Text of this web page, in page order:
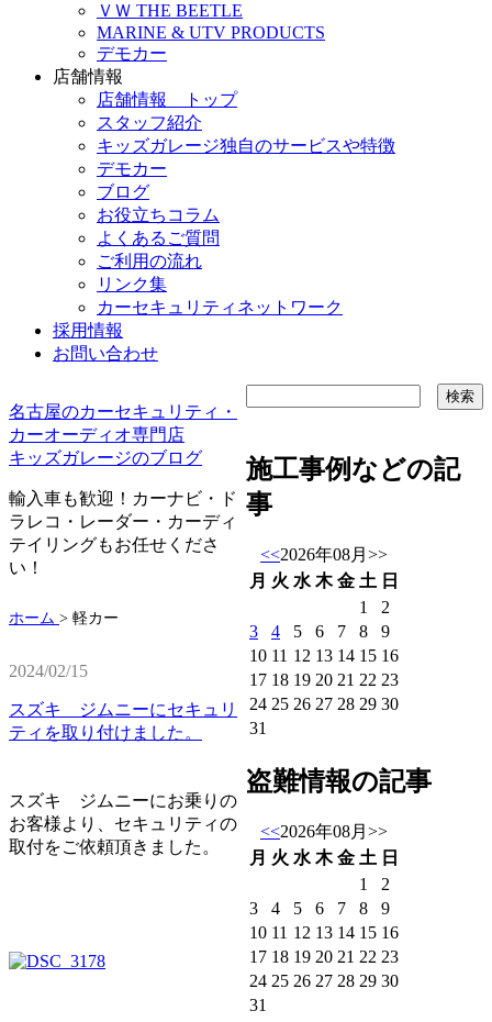
ＶＷ THE BEETLE
MARINE & UTV PRODUCTS
デモカー
店舗情報
店舗情報 トップ
スタッフ紹介
キッズガレージ独自のサービスや特徴
デモカー
ブログ
お役立ちコラム
よくあるご質問
ご利用の流れ
リンク集
カーセキュリティネットワーク
採用情報
お問い合わせ
名古屋のカーセキュリティ・
カーオーディオ専門店
キッズガレージのブログ
輸入車も歓迎！カーナビ・ド
ラレコ・レーダー・カーディ
テイリングもお任せくださ
い！
ホーム > 軽カー
2024/02/15
スズキ ジムニーにセキュリ
ティを取り付けました。
スズキ ジムニーにお乗りの
お客様より、セキュリティの
取付をご依頼頂きました。
施工事例などの記
事
<<2026年08月 >>
月 火 水 木 金 土 日
1
2
3
4 5 6 7 8
9
10 11 12 13 14 15 16
17 18 19 20 21 22 23
24 25 26 27 28 29 30
31
盗難情報の記事
<<2026年08月 >>
月 火 水 木 金 土 日
1
2
3
4 5 6 7 8
9
10 11 12 13 14 15 16
17 18 19 20 21 22 23
24 25 26 27 28 29 30
31